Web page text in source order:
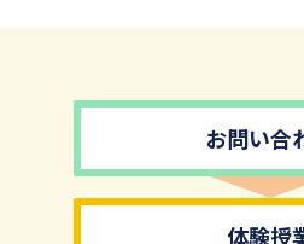
お問い合
体験授